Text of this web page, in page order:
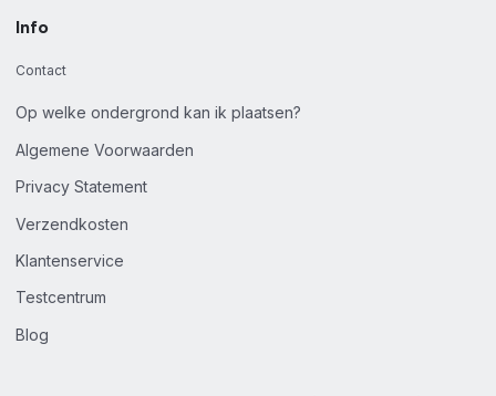
Info
Contact
Op welke ondergrond kan ik plaatsen?
Algemene Voorwaarden
Privacy Statement
Verzendkosten
Klantenservice
Testcentrum
Blog